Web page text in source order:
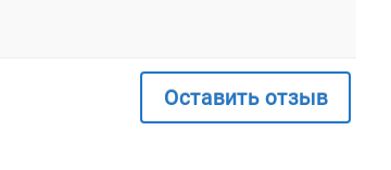
Оставить отзыв